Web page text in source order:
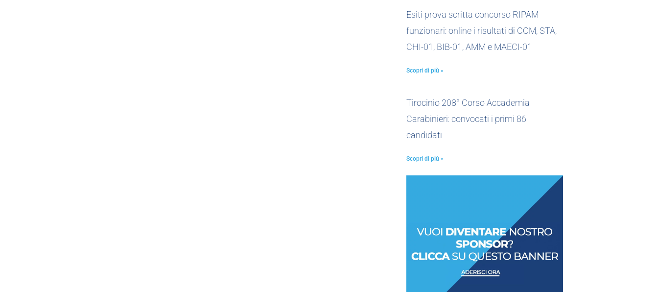
Esiti prova scritta concorso RIPAM
funzionari: online i risultati di COM, STA,
CHI-01, BIB-01, AMM e MAECI-01
Scopri di più »
Tirocinio 208° Corso Accademia
Carabinieri: convocati i primi 86
candidati
Scopri di più »